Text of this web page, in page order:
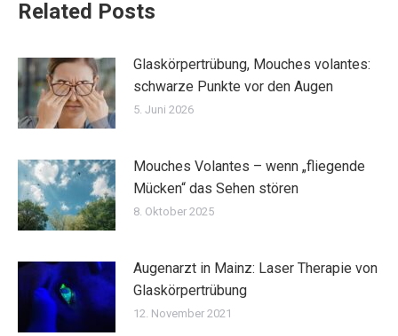
Related Posts
Glaskörpertrübung, Mouches volantes:
schwarze Punkte vor den Augen
5. Juni 2026
Mouches Volantes – wenn „fliegende
Mücken“ das Sehen stören
8. Oktober 2025
Augenarzt in Mainz: Laser Therapie von
Glaskörpertrübung
12. November 2021